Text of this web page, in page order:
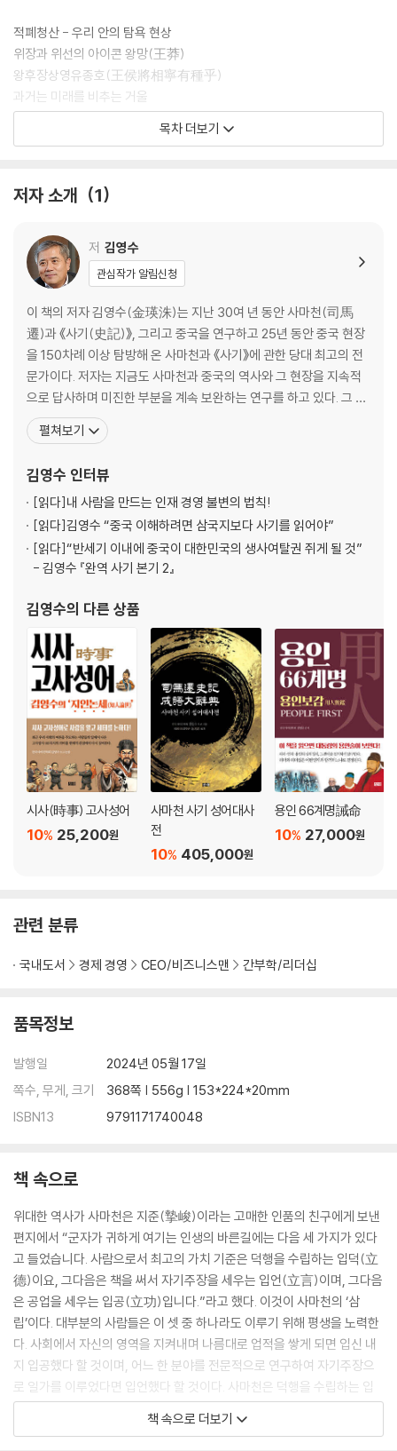
적폐청산 - 우리 안의 탐욕 현상
위장과 위선의 아이콘 왕망(王莽)
왕후장상영유종호(王侯將相寧有種乎)
과거는 미래를 비추는 거울
사마천의 ‘삼립(三立)’
‘사필소세(史筆昭世)’의 정신
2장. 옳은 길은 한 번도 편한 적이 없었다
2,600년 전 한 사법관의 자결, 그리고 우리 검찰과 사법부의 민낯
부끄러움을 모르면 못할 짓이 없다
참군인에 대한 갈망
리더의 진정(眞情)과 고독(孤獨)
개혁(改革)이 관건이다(1) -닥치고 개혁
개혁이 관건이다(2) -개혁의 조건, 기득권을 놓아라
개혁이 관건이다(3) -개혁의 조건, 진정성과 신뢰의 함수관계
개혁이 관건이다(5) -개혁의 조건, 설득과 타협
득국오난(得國五難)
3장. 백성이 부유해야 나라도 부유해진다
관중(管仲), 부민부국(富民富國)을 말하다
재부(財富)는 아래로 흩어져야 한다
일류 기업은 문화를 중시한다 - 고이호유(賈而好儒)
강태공이 말하는 치부와 통치의 큰 원칙
‘식화(食貨)’가 우선이다
국무상강무상약(國無常强無常弱)
삼치천금(三致千金), 삼취삼산(三聚三散)
견리사의(見利思義)
강대국 영빈관의 담장을 허문 정자산(鄭子産)
현고호사(弦高?師)와 상인의 자유
등석(鄧析), 역사상 최초의 경제 전문 변호사
‘천금지자(千金之子)’에 대한 씁쓸한 판결
법을 농단하고 악용하는 적폐 검찰과 법관들
인재가 리더를 결정한다
배 한 척을 뱃속에 넣고도 남아야 할 재상
장일인(?一人), 팽일인(烹一人)
권세와 교만은 절로 찾아든다
쉽고 가까운 정치 - 평이근인(平易近人)
공(公과) 사(私)의 구분이 흥망을 좌우한다
홍문연(鴻門宴), 인간관계의 중요성을 보여주다
누란지위(累卵之危)
도둑 잡기와 통치의 본질
이해관계와 이합집산
비밀 유지와 상호 존중
중용(重用)의 의미
‘정명(正名)’과 통치의 기본
사마천이 그리는 이상적 리더의 모습
5장. 언격(言格)이 인격(人格)이다
목차 더보기
저자 소개 1
저 김영수
관심작가 알림신청
이 책의 저자 김영수(金瑛洙)는 지난 30여 년 동안 사마천(司馬
遷)과 《사기(史記)》, 그리고 중국을 연구하고 25년 동안 중국 현장
을 150차례 이상 탐방해 온 사마천과 《사기》에 관한 당대 최고의 전
문가이다. 저자는 지금도 사마천과 중국의 역사와 그 현장을 지속적
으로 답사하며 미진한 부분을 계속 보완하는 연구를 하고 있다. 그 결
과물로 최근 《사마천사기성어대사전(司馬遷史記成語大辭典)》
을 펴냈다. 주요 저서와 역서로는 《완역 사기》 시리즈를 비롯하여
: 사마천, 삶이 역사가 되다》《사마천과 사기에
펼쳐보기
김영수 인터뷰
[읽다] 내 사람을 만드는 인재 경영 불변의 법칙!
[읽다]김영수 “중국 이해하려면 삼국지보다 사기를 읽어야”
[읽다]“반세기 이내에 중국이 대한민국의 생사여탈권 쥐게 될 것”
- 김영수 『완역 사기 본기 2』
김영수의 다른 상품
시사(時事) 고사성어
25,200원
10%
사마천 사기 성어대사
전
405,000원
10%
용인 66계명誡命
27,000원
10%
관련 분류
국내도서 경제 경영 CEO/비즈니스맨 간부학/리더십
품목정보
발행일
2024년 05월 17일
쪽수, 무게, 크기
368쪽 | 556g | 153*224*20mm
ISBN13
9791171740048
책 속으로
위대한 역사가 사마천은 지준(摯峻)이라는 고매한 인품의 친구에게 보낸
편지에서 “군자가 귀하게 여기는 인생의 바른길에는 다음 세 가지가 있다
고 들었습니다. 사람으로서 최고의 가치 기준은 덕행을 수립하는 입덕(立
德)이요, 그다음은 책을 써서 자기주장을 세우는 입언(立言)이며, 그다음
은 공업을 세우는 입공(立功)입니다.”라고 했다. 이것이 사마천의 ‘삼
립’이다. 대부분의 사람들은 이 셋 중 하나라도 이루기 위해 평생을 노력한
다. 사회에서 자신의 영역을 지켜내며 나름대로 업적을 쌓게 되면 입신 내
지 입공했다 할 것이며, 어느 한 분야를 전문적으로 연구하여 자기주장으
로 일가를 이루었다면 입언했다 할 것이다. 사마천은 덕행을 수립하는 입
덕을 최고의 가치 기준으로 보면서 자신은 감히 이 경지에 이르렀다 할 수
없고, 그저 입언할 수 있다면 뜻한 바를 이룬 것이라며 자신을 낮추었다.
책 속으로 더보기